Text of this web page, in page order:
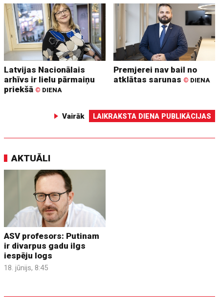
Latvijas Nacionālais
arhīvs ir lielu pārmaiņu
priekšā © DIENA
Premjerei nav bail no
atklātas sarunas © DIENA
Vairāk LAIKRAKSTA DIENA PUBLIKĀCIJAS
AKTUĀLI
ASV profesors: Putinam
ir divarpus gadu ilgs
iespēju logs
18. jūnijs, 8:45